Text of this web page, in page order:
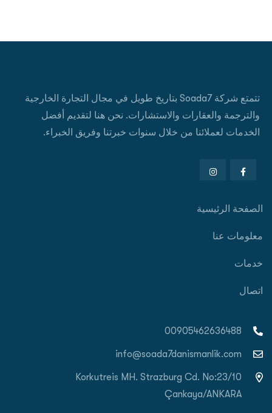
تتمتع شركة Soada7 بتاريخ طويل في مجال التجارة الخارجية
والترجمة والعقارات والاستشارات. نحن هنا لتقديم أفضل
الخدمات لعملائنا من خلال سنوات خبرتنا وفريق الخبراء.
الصفحة الرئيسية
معلومات عنا
خدمات
اتصال
00905462636488
info@soada7danismanlik.com
Korkutreis MH. Strazburg Cd. No:23/10
Çankaya/ANKARA